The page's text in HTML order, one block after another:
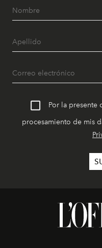
Por la presente
procesamiento de mis